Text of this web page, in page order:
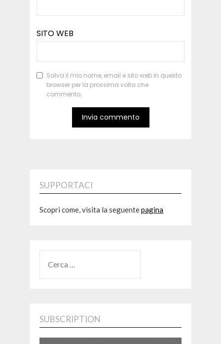
SITO WEB
Salva il mio nome, email e sito web in questo
browser per la prossima volta che
commento.
SUPPORTACI
Scopri come, visita la seguentepagina
PER:
SUBSCRIPTION